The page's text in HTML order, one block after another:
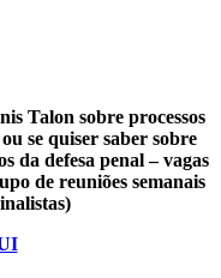
Talon sobre processos
se quiser saber sobre
da defesa penal – vagas
de reuniões semanais